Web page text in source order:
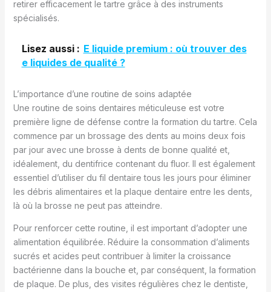
retirer efficacement le tartre grâce à des instruments
spécialisés.
Lisez aussi : E liquide premium : où trouver des
e liquides de qualité ?
L’importance d’une routine de soins adaptée
Une routine de soins dentaires méticuleuse est votre
première ligne de défense contre la formation du tartre. Cela
commence par un brossage des dents au moins deux fois
par jour avec une brosse à dents de bonne qualité et,
idéalement, du dentifrice contenant du fluor. Il est également
essentiel d’utiliser du fil dentaire tous les jours pour éliminer
les débris alimentaires et la plaque dentaire entre les dents,
là où la brosse ne peut pas atteindre.
Pour renforcer cette routine, il est important d’adopter une
alimentation équilibrée. Réduire la consommation d’aliments
sucrés et acides peut contribuer à limiter la croissance
bactérienne dans la bouche et, par conséquent, la formation
de plaque. De plus, des visites régulières chez le dentiste,